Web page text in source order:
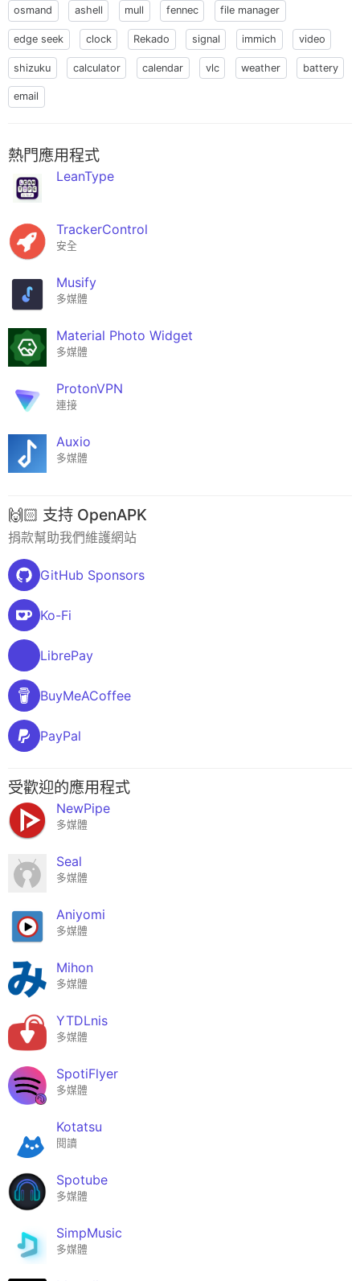
osmand ashell mull fennec file manager
edge seek clock Rekado signal immich video
shizuku calculator calendar vlc weather battery
email
熱門應用程式
LeanType
TrackerControl
安全
Musify
多媒體
Material Photo Widget
多媒體
ProtonVPN
連接
Auxio
多媒體
🙌🏻 支持 OpenAPK
捐款幫助我們維護網站
GitHub Sponsors
Ko-Fi
LibrePay
BuyMeACoffee
PayPal
受歡迎的應用程式
NewPipe
多媒體
Seal
多媒體
Aniyomi
多媒體
Mihon
多媒體
YTDLnis
多媒體
SpotiFlyer
多媒體
Kotatsu
閱讀
Spotube
多媒體
SimpMusic
多媒體